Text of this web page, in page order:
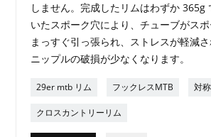
しません。完成したリムはわずか 365g
いたスポーク穴により、チューブがス
まっすぐ引っ張られ、ストレスが軽減
ニップルの破損が少なくなります。
29er mtb リム フックレスMTB 対
クロスカントリーリム